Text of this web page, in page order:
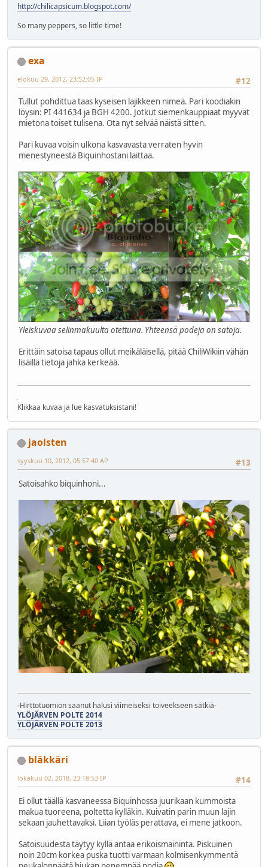
http://chilicapsicum.blogspot.com/
So many peppers, so little time!
exa
#12
elokuu 29, 2012, 23:52:05 IP
Tullut pohdittua taas kyseisen lajikkeen nimeä. Pari koodiakin
löysin: PI 441634 ja BGH 4200. Jotkut siemenkauppiaat myyvät
mietona toiset tulisena. Ota nyt selvää näistä sitten.
Pari kuvaa voisin ulkona kasvavasta verraten hyvin
menestyneestä Biquinhostani laittaa.
Yleiskuvaa selinmakuulta otettuna. Yhteensä podeja on satoja.
Erittäin satoisa tapaus ollut meikäläisellä, pitää ChiliWikiin vähän
lisäillä tietoja jahka kerkeää.
Klikkaa kuvaa ja lue kasvatuksistani!
jaolsten
#13
syyskuu 10, 2012, 05:57:40 AP
Satoisahko biquinhoni...
-Hirttotuomion saanut halusi viimeiseksi toiveekseen sätkiä-
YLÖJÄRVEN POLTE 2014
YLÖJÄRVEN POLTE 2013
bläkkäri
#14
lokakuu 02, 2018, 23:18:53 IP
Ei ollut täällä kasvaneessa Biquinhossa juurikaan kummoista
makua tuoreena, poltetta kylläkin. Kuivatin parin muun lajin
sekaan jauhettavaksi. Liian työläs perattava, ei mene jatkoon.
Satoisuudesta täytyy kyllä antaa erikoismaininta. Piskuinen
noin 20cm korkea puska tuotti varmaan kolmisenkymmentä